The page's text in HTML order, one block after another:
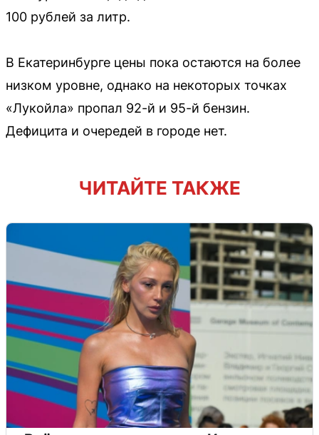
100 рублей за литр.
В Екатеринбурге цены пока остаются на более
низком уровне, однако на некоторых точках
«Лукойла» пропал 92-й и 95-й бензин.
Дефицита и очередей в городе нет.
ЧИТАЙТЕ ТАКЖЕ